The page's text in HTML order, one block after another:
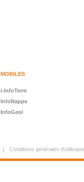
MOBILES
i-InfoTerre
InfoNappe
InfoGeol
Conditions générales